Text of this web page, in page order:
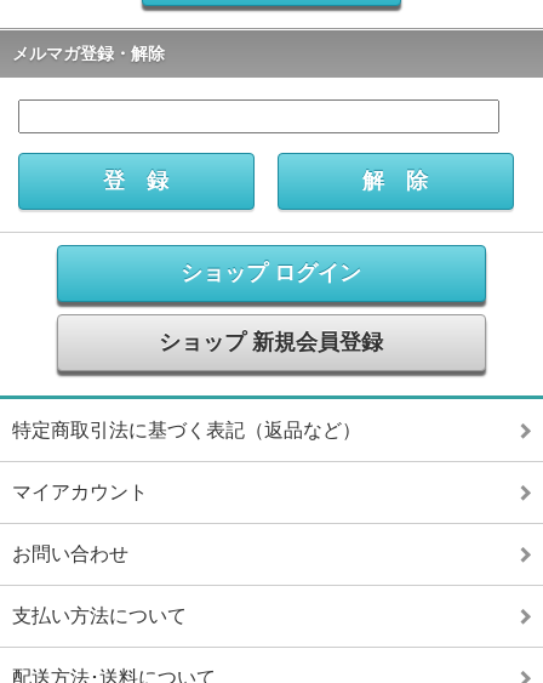
メルマガ登録・解除
ショップ ログイン
ショップ 新規会員登録
特定商取引法に基づく表記（返品など）
マイアカウント
お問い合わせ
支払い方法について
配送方法･送料について